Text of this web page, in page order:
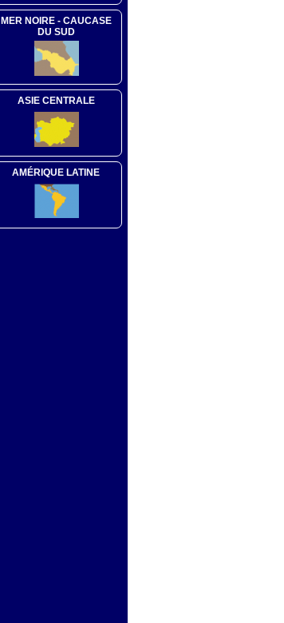
MER NOIRE - CAUCASE
DU SUD
ASIE CENTRALE
AMÉRIQUE LATINE